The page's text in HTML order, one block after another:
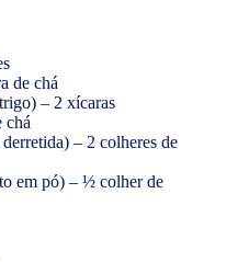
de chá
– 2 xícaras
chá
– 2 colheres de
em pó) – ½ colher de